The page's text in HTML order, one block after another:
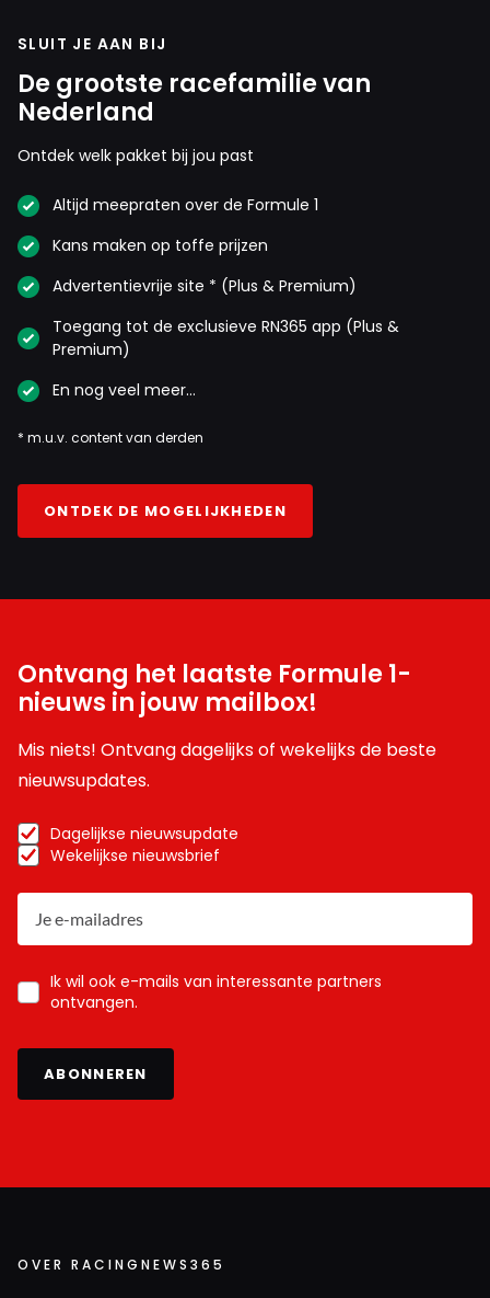
SLUIT JE AAN BIJ
De grootste racefamilie van
Nederland
Ontdek welk pakket bij jou past
Altijd meepraten over de Formule 1
Kans maken op toffe prijzen
Advertentievrije site * (Plus & Premium)
Toegang tot de exclusieve RN365 app (Plus &
Premium)
En nog veel meer…
* m.u.v. content van derden
ONTDEK DE MOGELIJKHEDEN
Ontvang het laatste Formule 1-
nieuws in jouw mailbox!
Mis niets! Ontvang dagelijks of wekelijks de beste
nieuwsupdates.
Dagelijkse nieuwsupdate
Wekelijkse nieuwsbrief
Ik wil ook e-mails van interessante partners
ontvangen.
ABONNEREN
OVER RACINGNEWS365